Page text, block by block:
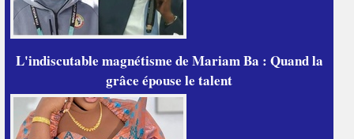
L'indiscutable magnétisme de Mariam Ba : Quand la
grâce épouse le talent